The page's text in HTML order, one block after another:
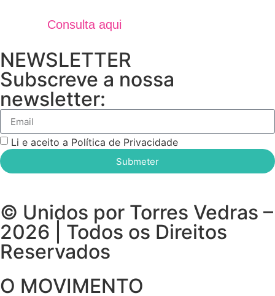
Consulta aqui
NEWSLETTER
Subscreve a nossa
newsletter:
Li e aceito a Política de Privacidade
Submeter
© Unidos por Torres Vedras –
2026 | Todos os Direitos
Reservados
O MOVIMENTO